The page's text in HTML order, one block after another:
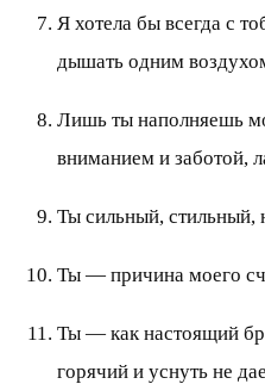
Я хотела бы всегда с
дышать одним
Лишь ты наполняешь
вниманием и заботой,
Ты сильный, стильный,
Ты — причина моего
Ты — как настоящий
горячий и уснуть не